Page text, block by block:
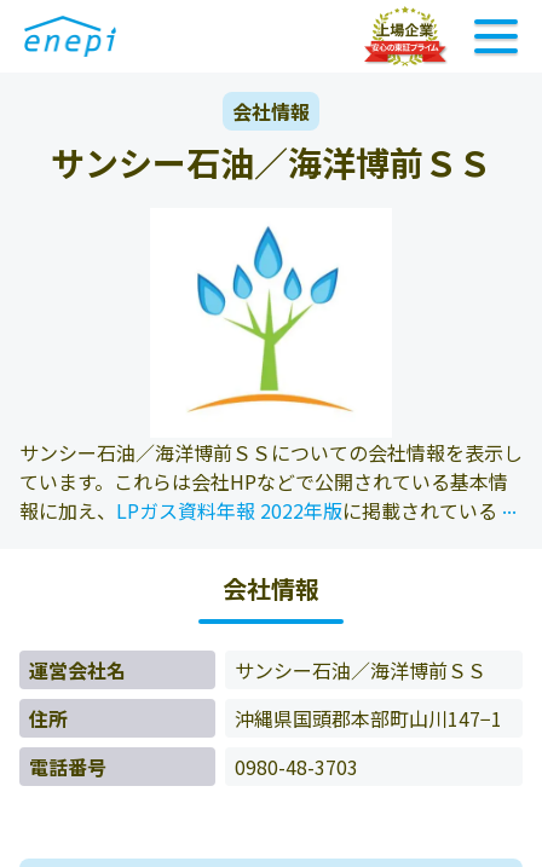
会社情報
サンシー石油／海洋博前ＳＳ
サンシー石油／海洋博前ＳＳについての会社情報を表示し
ています。これらは会社HPなどで公開されている基本情
報に加え、 LPガス資料年報 2022年版に掲載されている情
...
...
会社情報
運営会社名
サンシー石油／海洋博前ＳＳ
住所
沖縄県国頭郡本部町山川147−1
電話番号
0980-48-3703